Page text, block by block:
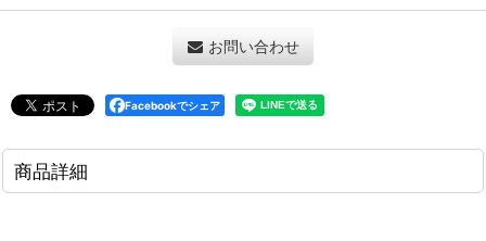
お問い合わせ
Facebookでシェア
商品詳細